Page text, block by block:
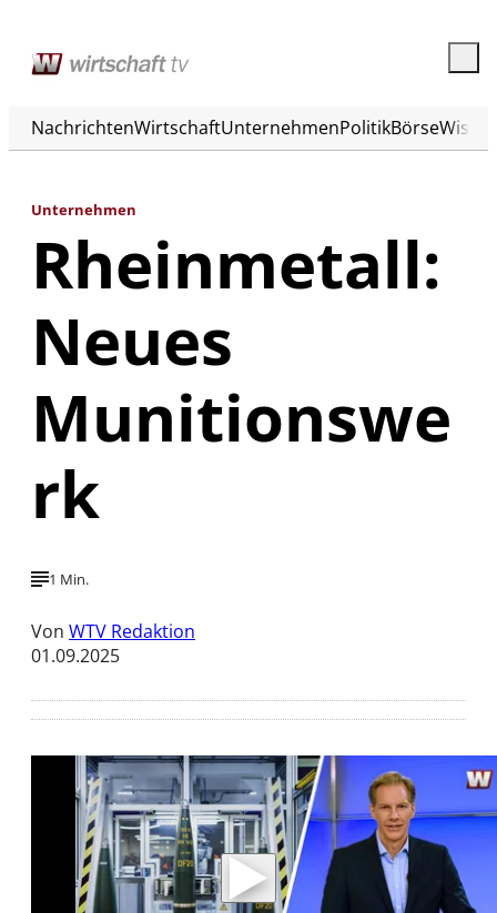
NachrichtenWirtschaftUnternehmenPolitikBörse
Unternehmen
Rheinmetall:
Neues
Munitionswe
rk
1 Min.
Von WTV Redaktion
01.09.2025
Mit der Wiedergabe dieses Videos werden
Daten an Youtube übertragen.
Hinweise dazu erhalten Sie in derDatenschutzerklärung